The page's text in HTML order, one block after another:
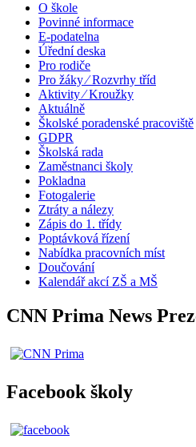
O škole
Povinné informace
E-podatelna
Úřední deska
Pro rodiče
Pro žáky ⁄ Rozvrhy tříd
Aktivity ⁄ Kroužky
Aktuálně
Školské poradenské pracoviště
GDPR
Školská rada
Zaměstnanci školy
Pokladna
Fotogalerie
Ztráty a nálezy
Zápis do 1. třídy
Poptávková řízení
Nabídka pracovních míst
Doučování
Kalendář akcí ZŠ a MŠ
CNN Prima News
Facebook školy